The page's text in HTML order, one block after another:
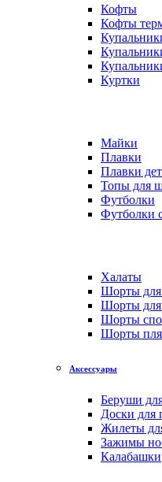
Кофты
Кофты
Куртки
Майки
Плавки
Плавки
Топы для
Футболки
Футболки
Халаты
Шорты для
Шорты для
Шорты
Шорты
Аксессуары
Беруши
Доски для
Жилеты
Зажимы
Калабашки